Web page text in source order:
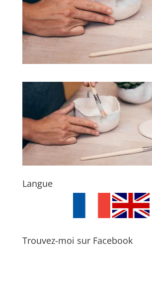
Langue
Trouvez-moi sur Facebook